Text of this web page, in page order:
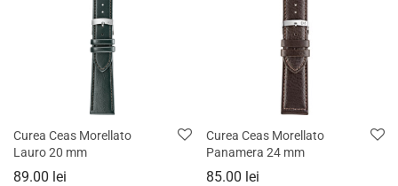
Curea Ceas Morellato
Lauro 20 mm
89.00 lei
Curea Ceas Morellato
Panamera 24 mm
85.00 lei